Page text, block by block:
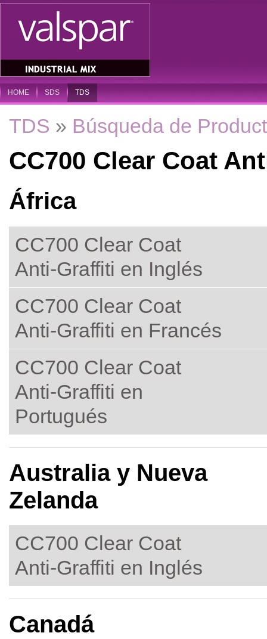
HOME SDS TDS
TDS » Búsqueda de
CC700 Clear Coat
África
CC700 Clear Coat
Anti-Graffiti en Inglés
CC700 Clear Coat
Anti-Graffiti en Francés
CC700 Clear Coat
Anti-Graffiti en
Portugués
Australia y Nueva
Zelanda
CC700 Clear Coat
Anti-Graffiti en Inglés
Canadá